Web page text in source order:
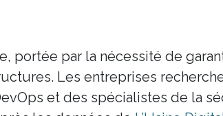
portée par la nécessité de
Les entreprises
et des spécialistes de la